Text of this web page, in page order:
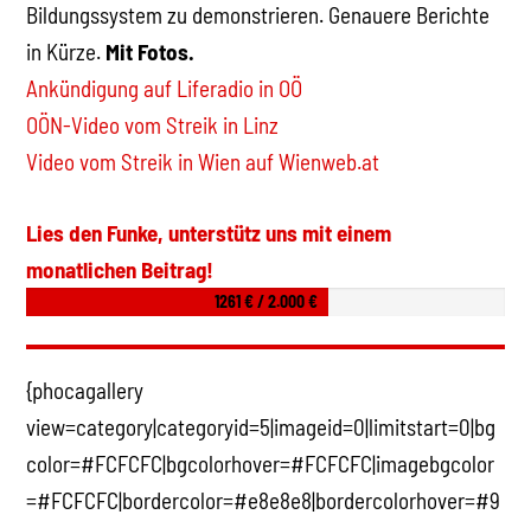
Bildungssystem zu demonstrieren. Genauere Berichte
in Kürze. Mit Fotos.
Ankündigung auf Liferadio in OÖ
OÖN-Video vom Streik in Linz
Video vom Streik in Wien auf Wienweb.at
Lies den Funke, unterstütz uns mit einem
monatlichen Beitrag!
1261 € / 2.000 €
{phocagallery
view=category|categoryid=5|imageid=0|limitstart=0|bg
color=#FCFCFC|bgcolorhover=#FCFCFC|imagebgcolor
=#FCFCFC|bordercolor=#e8e8e8|bordercolorhover=#9